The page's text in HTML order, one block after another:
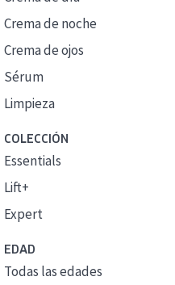
Crema de noche
Crema de ojos
Sérum
Limpieza
COLECCIÓN
Essentials
Lift+
Expert
EDAD
Todas las edades